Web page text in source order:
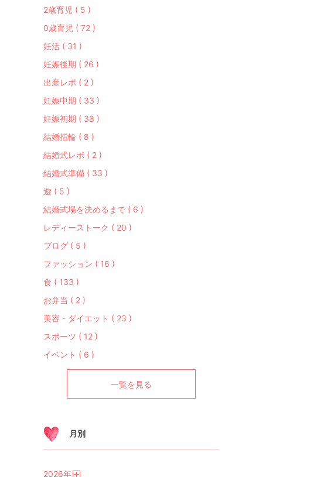
2歳育児 ( 5 )
0歳育児 ( 72 )
妊活 ( 31 )
妊娠後期 ( 26 )
出産レポ ( 2 )
妊娠中期 ( 33 )
妊娠初期 ( 38 )
結婚指輪 ( 8 )
結婚式レポ ( 2 )
結婚式準備 ( 33 )
遊 ( 5 )
結婚式場を決めるまで ( 6 )
レディーストーク ( 20 )
ブログ ( 5 )
ファッション ( 16 )
食 ( 133 )
お弁当 ( 2 )
美容・ダイエット ( 23 )
スポーツ ( 12 )
イベント ( 6 )
一覧を見る
月別
2026年